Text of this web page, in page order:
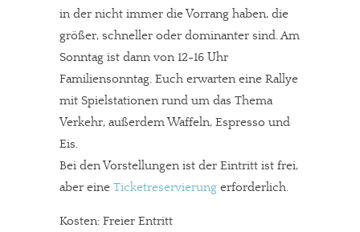
in der nicht immer die Vorrang haben, die
größer, schneller oder dominanter sind. Am
Sonntag ist dann von 12-16 Uhr
Familiensonntag. Euch erwarten eine Rallye
mit Spielstationen rund um das Thema
Verkehr, außerdem Waffeln, Espresso und
Eis.
Bei den Vorstellungen ist der Eintritt ist frei,
aber eine Ticketreservierung erforderlich.
Kosten: Freier Entritt